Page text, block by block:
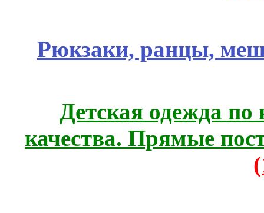
Рюкзаки, ранцы,
Детская одежда
качества. Прямые